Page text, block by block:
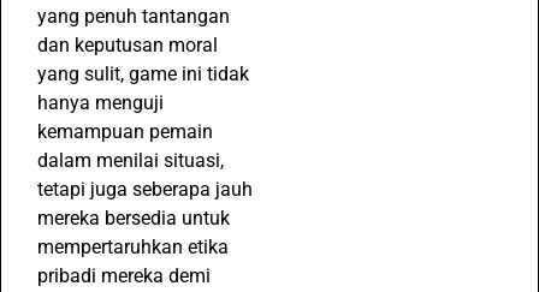
yang penuh tantangan
dan keputusan moral
yang sulit, game ini tidak
hanya menguji
kemampuan pemain
dalam menilai situasi,
tetapi juga seberapa jauh
mereka bersedia untuk
mempertaruhkan etika
pribadi mereka demi